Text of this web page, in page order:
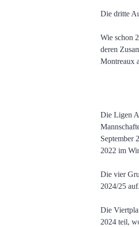
Die dritte
Wie schon
deren
Montreaux
Die Ligen
September
2022 im
Die vier
2024/25 auf.
Die
2024 teil,